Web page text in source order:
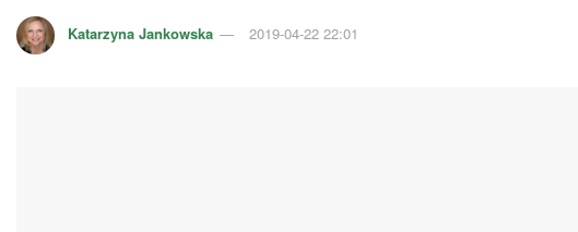
Katarzyna Jankowska 2019-04-22 22:01